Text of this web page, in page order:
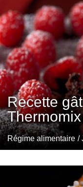
Recette
Régime alimentaire /